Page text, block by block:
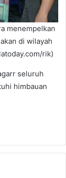
menempelkan
di wilayah
rik)
seluruh
himbauan